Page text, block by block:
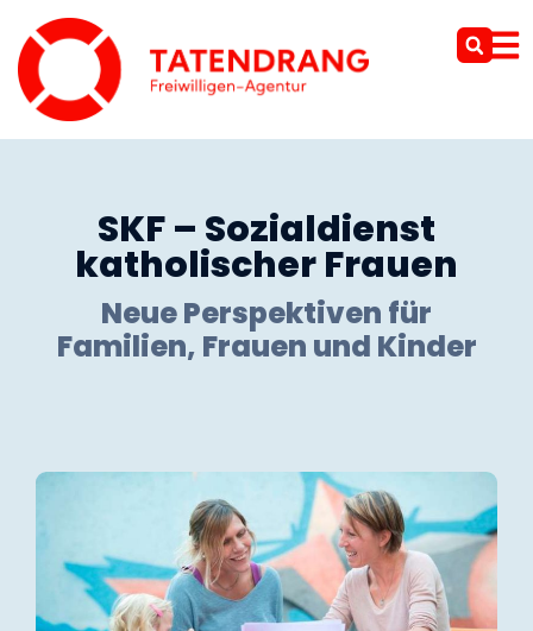
SKF – Sozialdienst
katholischer Frauen
Neue Perspektiven für
Familien, Frauen und Kinder